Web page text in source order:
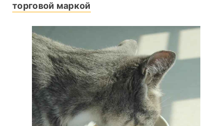
торговой маркой